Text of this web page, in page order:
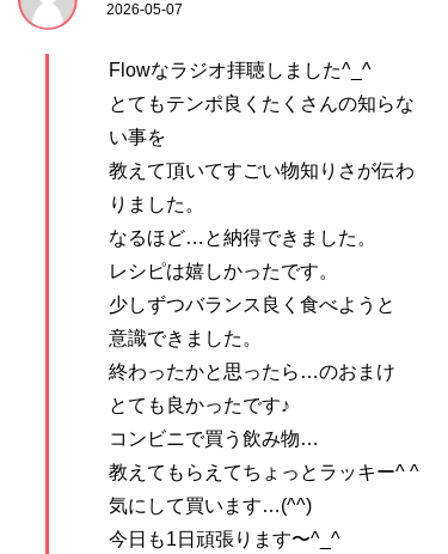
2026-05-07
Flowなラジオ拝聴しました^_^
とてもテンポ良くたくさんの知らな
い事を
教えて頂いてすごい物知りさが伝わ
りました。
なるほど…と納得できました。
レシピは嬉しかったです。
少しずつバランス良く食べようと
意識できました。
終わったかと思ったら…のおまけ
とても良かったです♪
コンビニで買う飲み物…
教えてもらえてちょっとラッキー️^ ^
気にして買います…(^^)
今日も1日頑張ります〜^_^